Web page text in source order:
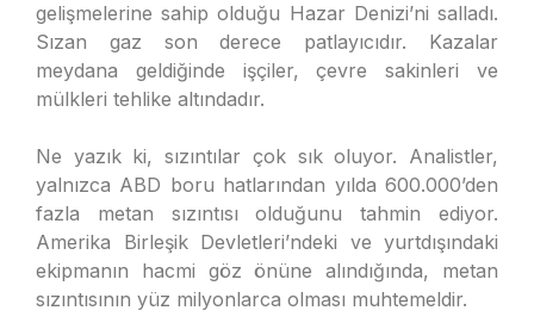
gelişmelerine sahip olduğu Hazar Denizi’ni salladı.
Sızan gaz son derece patlayıcıdır. Kazalar
meydana geldiğinde işçiler, çevre sakinleri ve
mülkleri tehlike altındadır.
Ne yazık ki, sızıntılar çok sık oluyor. Analistler,
yalnızca ABD boru hatlarından yılda 600.000’den
fazla metan sızıntısı olduğunu tahmin ediyor.
Amerika Birleşik Devletleri’ndeki ve yurtdışındaki
ekipmanın hacmi göz önüne alındığında, metan
sızıntısının yüz milyonlarca olması muhtemeldir.